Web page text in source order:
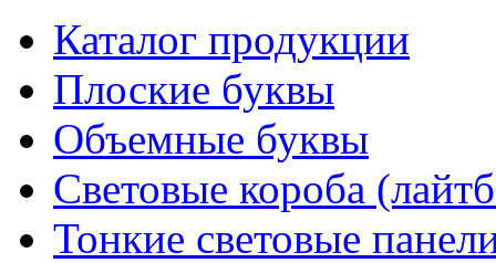
Каталог продукции
Плоские буквы
Объемные буквы
Световые короба
Тонкие световые